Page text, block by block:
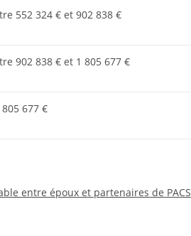
552 324 € et 902 838 €
902 838 € et 1 805 677 €
677 €
entre époux et partenaires de PACS